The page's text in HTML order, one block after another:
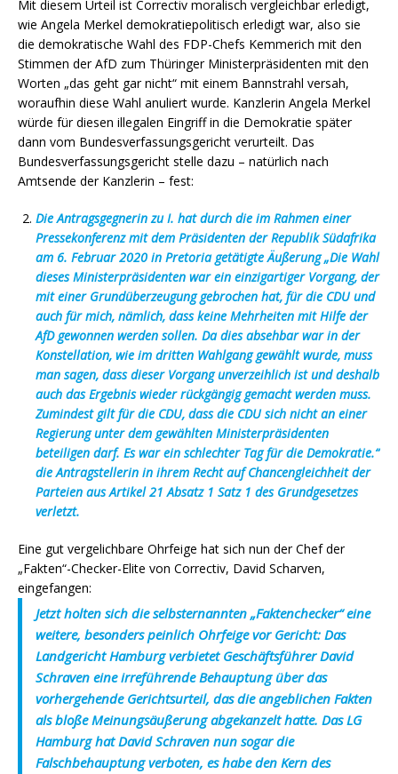
Mit diesem Urteil ist Correctiv moralisch vergleichbar erledigt,
wie Angela Merkel demokratiepolitisch erledigt war, also sie
die demokratische Wahl des FDP-Chefs Kemmerich mit den
Stimmen der AfD zum Thüringer Ministerpräsidenten mit den
Worten „das geht gar nicht“ mit einem Bannstrahl versah,
woraufhin diese Wahl anuliert wurde. Kanzlerin Angela Merkel
würde für diesen illegalen Eingriff in die Demokratie später
dann vom Bundesverfassungsgericht verurteilt. Das
Bundesverfassungsgericht stelle dazu – natürlich nach
Amtsende der Kanzlerin – fest:
Die Antragsgegnerin zu I. hat durch die im Rahmen einer
Pressekonferenz mit dem Präsidenten der Republik Südafrika
am 6. Februar 2020 in Pretoria getätigte Äußerung „Die Wahl
dieses Ministerpräsidenten war ein einzigartiger Vorgang, der
mit einer Grundüberzeugung gebrochen hat, für die CDU und
auch für mich, nämlich, dass keine Mehrheiten mit Hilfe der
AfD gewonnen werden sollen. Da dies absehbar war in der
Konstellation, wie im dritten Wahlgang gewählt wurde, muss
man sagen, dass dieser Vorgang unverzeihlich ist und deshalb
auch das Ergebnis wieder rückgängig gemacht werden muss.
Zumindest gilt für die CDU, dass die CDU sich nicht an einer
Regierung unter dem gewählten Ministerpräsidenten
beteiligen darf. Es war ein schlechter Tag für die Demokratie.“
die Antragstellerin in ihrem Recht auf Chancengleichheit der
Parteien aus Artikel 21 Absatz 1 Satz 1 des Grundgesetzes
verletzt.
Eine gut vergelichbare Ohrfeige hat sich nun der Chef der
„Fakten“-Checker-Elite von Correctiv, David Scharven,
eingefangen:
Jetzt holten sich die selbsternannten „Faktenchecker“ eine
weitere, besonders peinlich Ohrfeige vor Gericht: Das
Landgericht Hamburg verbietet Geschäftsführer David
Schraven eine irreführende Behauptung über das
vorhergehende Gerichtsurteil, das die angeblichen Fakten
als bloße Meinungsäußerung abgekanzelt hatte. Das LG
Hamburg hat David Schraven nun sogar die
Falschbehauptung verboten, es habe den Kern des